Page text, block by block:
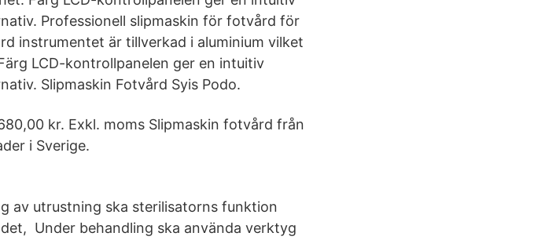
Professionell slipmaskin för fotvård för
instrumentet är tillverkad i aluminium vilket
LCD-kontrollpanelen ger en intuitiv
Slipmaskin Fotvård Syis Podo.
kr. Exkl. moms Slipmaskin fotvård från
i Sverige.
av utrustning ska sterilisatorns funktion
Under behandling ska använda verktyg